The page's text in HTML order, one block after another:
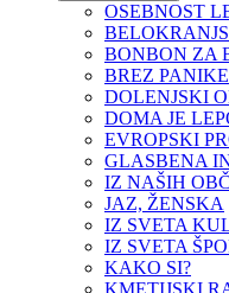
OSEBNOST
BONBON ZA
BREZ PANIKE
DOLENJSKI
DOMA JE
EVROPSKI
GLASBENA
IZ NAŠIH
JAZ, ŽENSKA
IZ SVETA
IZ SVETA
KAKO SI?
KMETIJSKI